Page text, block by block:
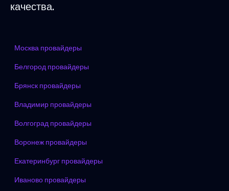
качества.
Москва провайдеры
Белгород провайдеры
Брянск провайдеры
Владимир провайдеры
Волгоград провайдеры
Воронеж провайдеры
Екатеринбург провайдеры
Иваново провайдеры